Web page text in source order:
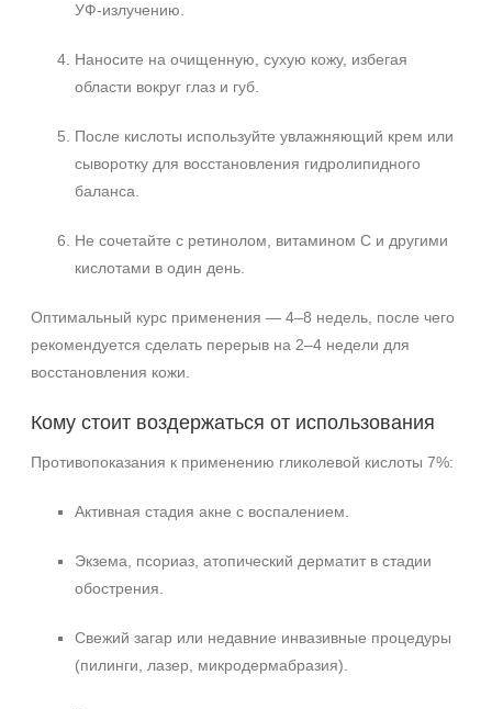
УФ-излучению.
Наносите на очищенную, сухую кожу, избегая
области вокруг глаз и губ.
После кислоты используйте увлажняющий крем или
сыворотку для восстановления гидролипидного
баланса.
Не сочетайте с ретинолом, витамином С и другими
кислотами в один день.
Оптимальный курс применения — 4–8 недель, после чего
рекомендуется сделать перерыв на 2–4 недели для
восстановления кожи.
Кому стоит воздержаться от использования
Противопоказания к применению гликолевой кислоты 7%:
Активная стадия акне с воспалением.
Экзема, псориаз, атопический дерматит в стадии
обострения.
Свежий загар или недавние инвазивные процедуры
(пилинги, лазер, микродермабразия).